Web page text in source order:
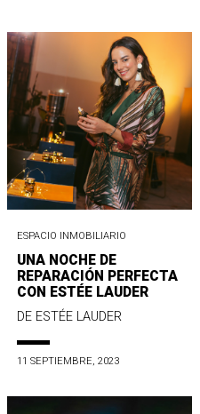
ESPACIO INMOBILIARIO
UNA NOCHE DE
REPARACIÓN PERFECTA
CON ESTÉE LAUDER
DE ESTÉE LAUDER
11 SEPTIEMBRE, 2023